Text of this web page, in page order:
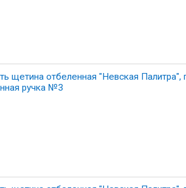
щетина отбеленная "Невская Палитра",
ручка №3